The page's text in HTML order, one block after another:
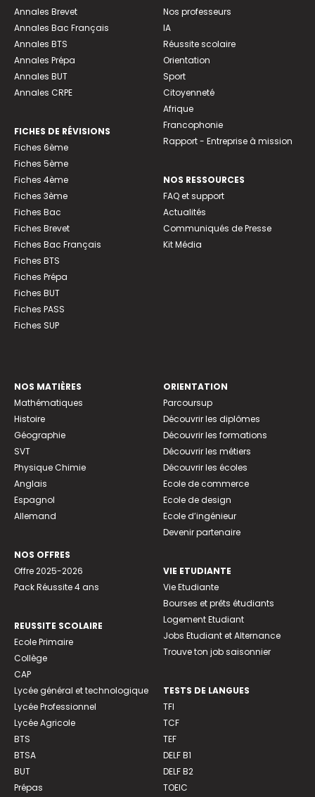
Annales Brevet
Annales Bac Français
Annales BTS
Annales Prépa
Annales BUT
Annales CRPE
FICHES DE RÉVISIONS
Fiches 6ème
Fiches 5ème
Fiches 4ème
Fiches 3ème
Fiches Bac
Fiches Brevet
Fiches Bac Français
Fiches BTS
Fiches Prépa
Fiches BUT
Fiches PASS
Fiches SUP
Nos professeurs
IA
Réussite scolaire
Orientation
Sport
Citoyenneté
Afrique
Francophonie
Rapport - Entreprise à mission
NOS RESSOURCES
FAQ et support
Actualités
Communiqués de Presse
Kit Média
NOS MATIÈRES
Mathématiques
Histoire
Géographie
SVT
Physique Chimie
Anglais
Espagnol
Allemand
NOS OFFRES
Offre 2025-2026
Pack Réussite 4 ans
REUSSITE SCOLAIRE
Ecole Primaire
Collège
CAP
Lycée général et technologique
Lycée Professionnel
Lycée Agricole
BTS
BTSA
BUT
Prépas
ORIENTATION
Parcoursup
Découvrir les diplômes
Découvrir les formations
Découvrir les métiers
Découvrir les écoles
Ecole de commerce
Ecole de design
Ecole d’ingénieur
Devenir partenaire
VIE ETUDIANTE
Vie Etudiante
Bourses et prêts étudiants
Logement Etudiant
Jobs Etudiant et Alternance
Trouve ton job saisonnier
TESTS DE LANGUES
TFI
TCF
TEF
DELF B1
DELF B2
TOEIC